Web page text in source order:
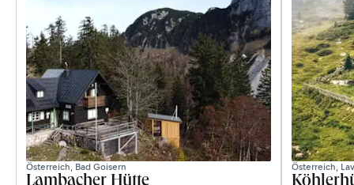
Österreich, Bad Goisern Österreich,